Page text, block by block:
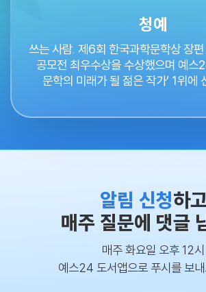
청예
쓰는 사람. 제6회 한국과학문학상 장
공모전 최우수상을 수상했으며 예
문학의 미래가 될 젊은 작가’ 1위에
알림 신청하고
매주 질문에 댓글
매주 화요일 오후 12시
예스24 도서앱으로 푸시를 보